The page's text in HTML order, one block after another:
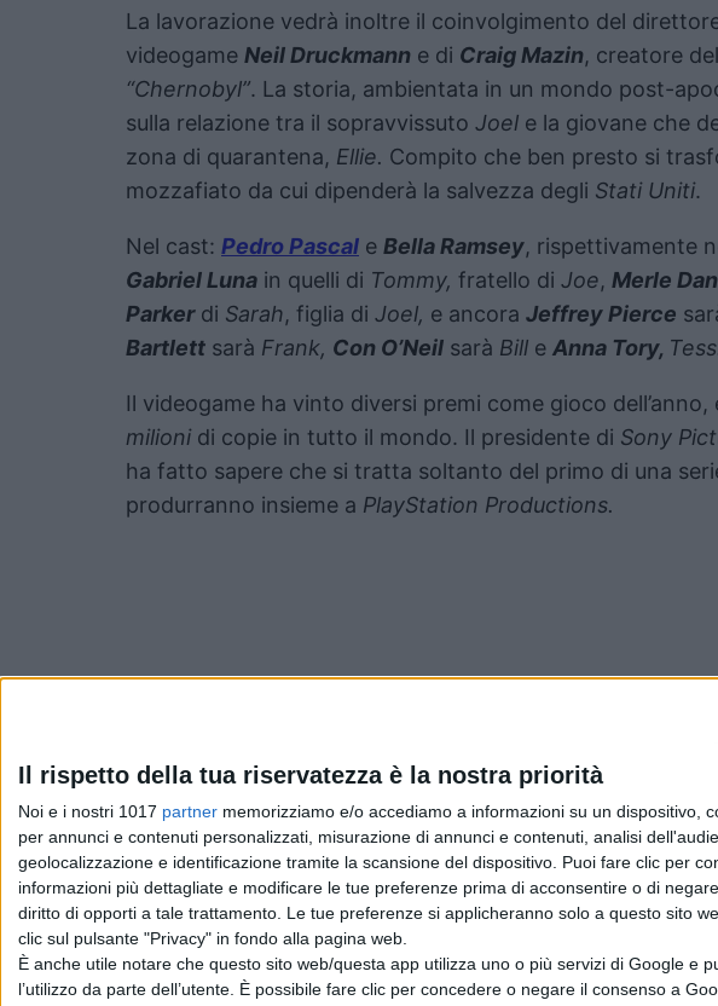
Il rispetto della tua riservatezza è la nostra priorità
Noi e i nostri 1017 partner memorizziamo e/o accediamo a informazioni su un dispositivo,
per annunci e contenuti personalizzati, misurazione di annunci e contenuti, analisi
geolocalizzazione e identificazione tramite la scansione del dispositivo. Puoi fare clic per
informazioni più dettagliate e modificare le tue preferenze prima di acconsentire o di
diritto di opporti a tale trattamento. Le tue preferenze si applicheranno solo a questo sito
clic sul pulsante "Privacy" in fondo alla pagina web.
È anche utile notare che questo sito web/questa app utilizza uno o più servizi di Google
l’utilizzo da parte dell’utente. È possibile fare clic per concedere o negare il consenso a
La lavorazione vedrà inoltre il coinvolgimento del
videogame Neil Druckmann e di Craig Mazin, creatore
“Chernobyl”. La storia, ambientata in un mondo post-
sulla relazione tra il sopravvissuto Joel e la giovane che
zona di quarantena, Ellie. Compito che ben presto si
mozzafiato da cui dipenderà la salvezza degli Stati Uniti.
Nel cast: Pedro Pascal e Bella Ramsey, rispettivamente
Gabriel Luna in quelli di Tommy, fratello di Joe, Merle
Parkerdi Sarah, figlia di Joel, e ancora Jeffrey Pierce
Bartlett sarà Frank, Con O’Neil sarà Bill e Anna Tory,
Il videogame ha vinto diversi premi come gioco
milionidi copie in tutto il mondo. Il presidente di Sony
ha fatto sapere che si tratta soltanto del primo di una
produrranno insieme a PlayStation Productions.
PubblicatoOttobre 18, 2021in
News cinema e film
daEmanuela Giuliani
Tag:
Chi siamoContattiPrivacy PolicyCookie PolicyEmanuela Giuliani